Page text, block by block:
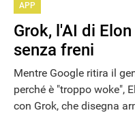
APP
Grok, l'AI di
senza freni
Mentre Google ritira il
perché è "troppo woke",
con Grok, che disegna